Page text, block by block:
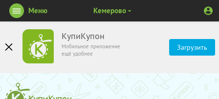
КупиКупон
Мобильное приложение
ещё удобнее
Загрузить
Меню Кемерово